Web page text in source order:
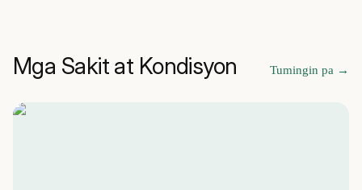
Mga Sakit at Kondisyon Tumingin pa →